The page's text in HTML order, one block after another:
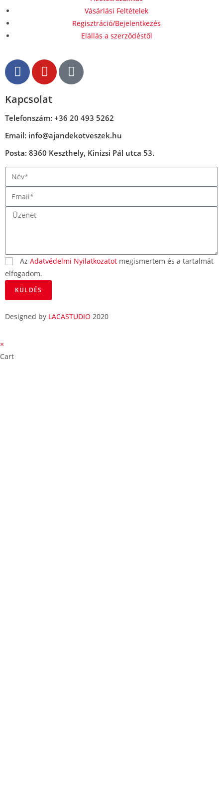
Vásárlási Feltételek
Regisztráció/Bejelentkezés
Elállás a szerződéstől
Kapcsolat
Telefonszám: +36 20 493 5262
Email: info@ajandekotveszek.hu
Posta: 8360 Keszthely, Kinizsi Pál utca 53.
Az Adatvédelmi Nyilatkozatot megismertem és a tartalmát
elfogadom.
KÜLDÉS
Designed by LACASTUDIO 2020
×
Cart